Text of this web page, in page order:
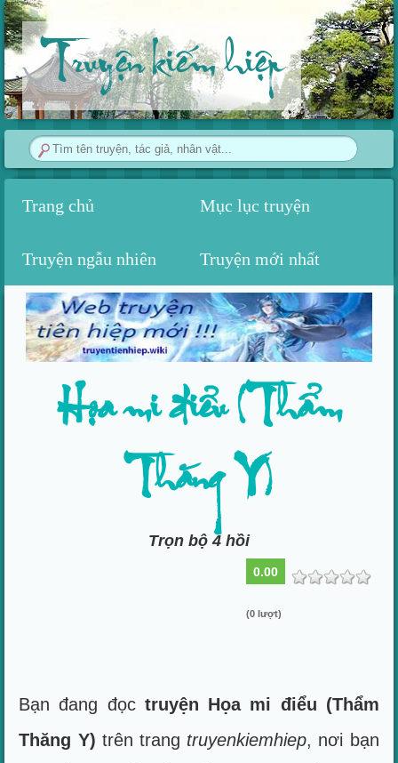
Truyện kiếm hiệp
Trang chủ Mục lục truyện
Truyện ngẫu nhiên Truyện mới nhất
Họa mi điểu (Thẩm
Thăng Y)
Trọn bộ 4 hồi
0.00
(0 lượt)
Bạn đang đọc truyện Họa mi điểu (Thẩm
Thăng Y) trên trang truyenkiemhiep, nơi bạn